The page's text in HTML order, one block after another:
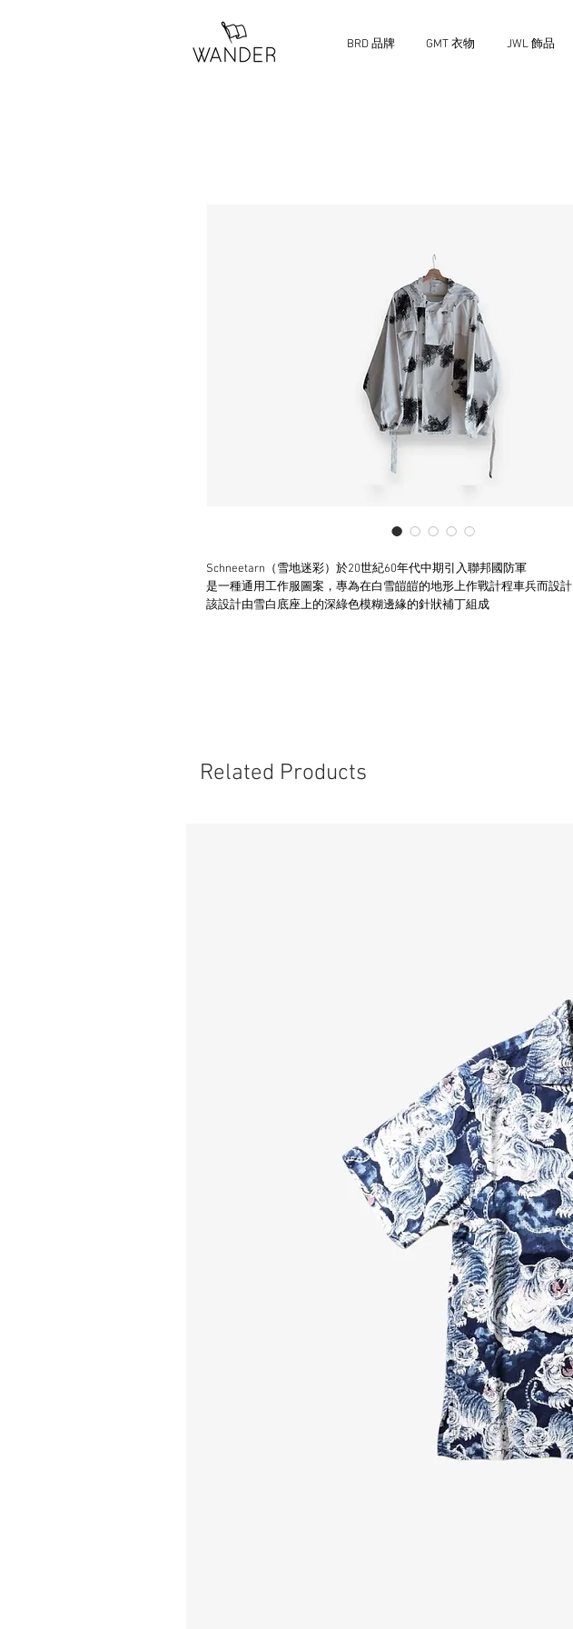
BRD 品牌 GMT 衣物 JWL 飾品
Schneetarn（雪地迷彩）於20世紀60年代中期引入聯邦國防軍
是一種通用工作服圖案，專為在白雪皚皚的地形上作戰計程車兵而設計
該設計由雪白底座上的深綠色模糊邊緣的針狀補丁組成
Related Products